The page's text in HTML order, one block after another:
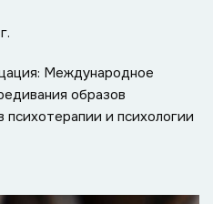
Международное
образов
и психологии